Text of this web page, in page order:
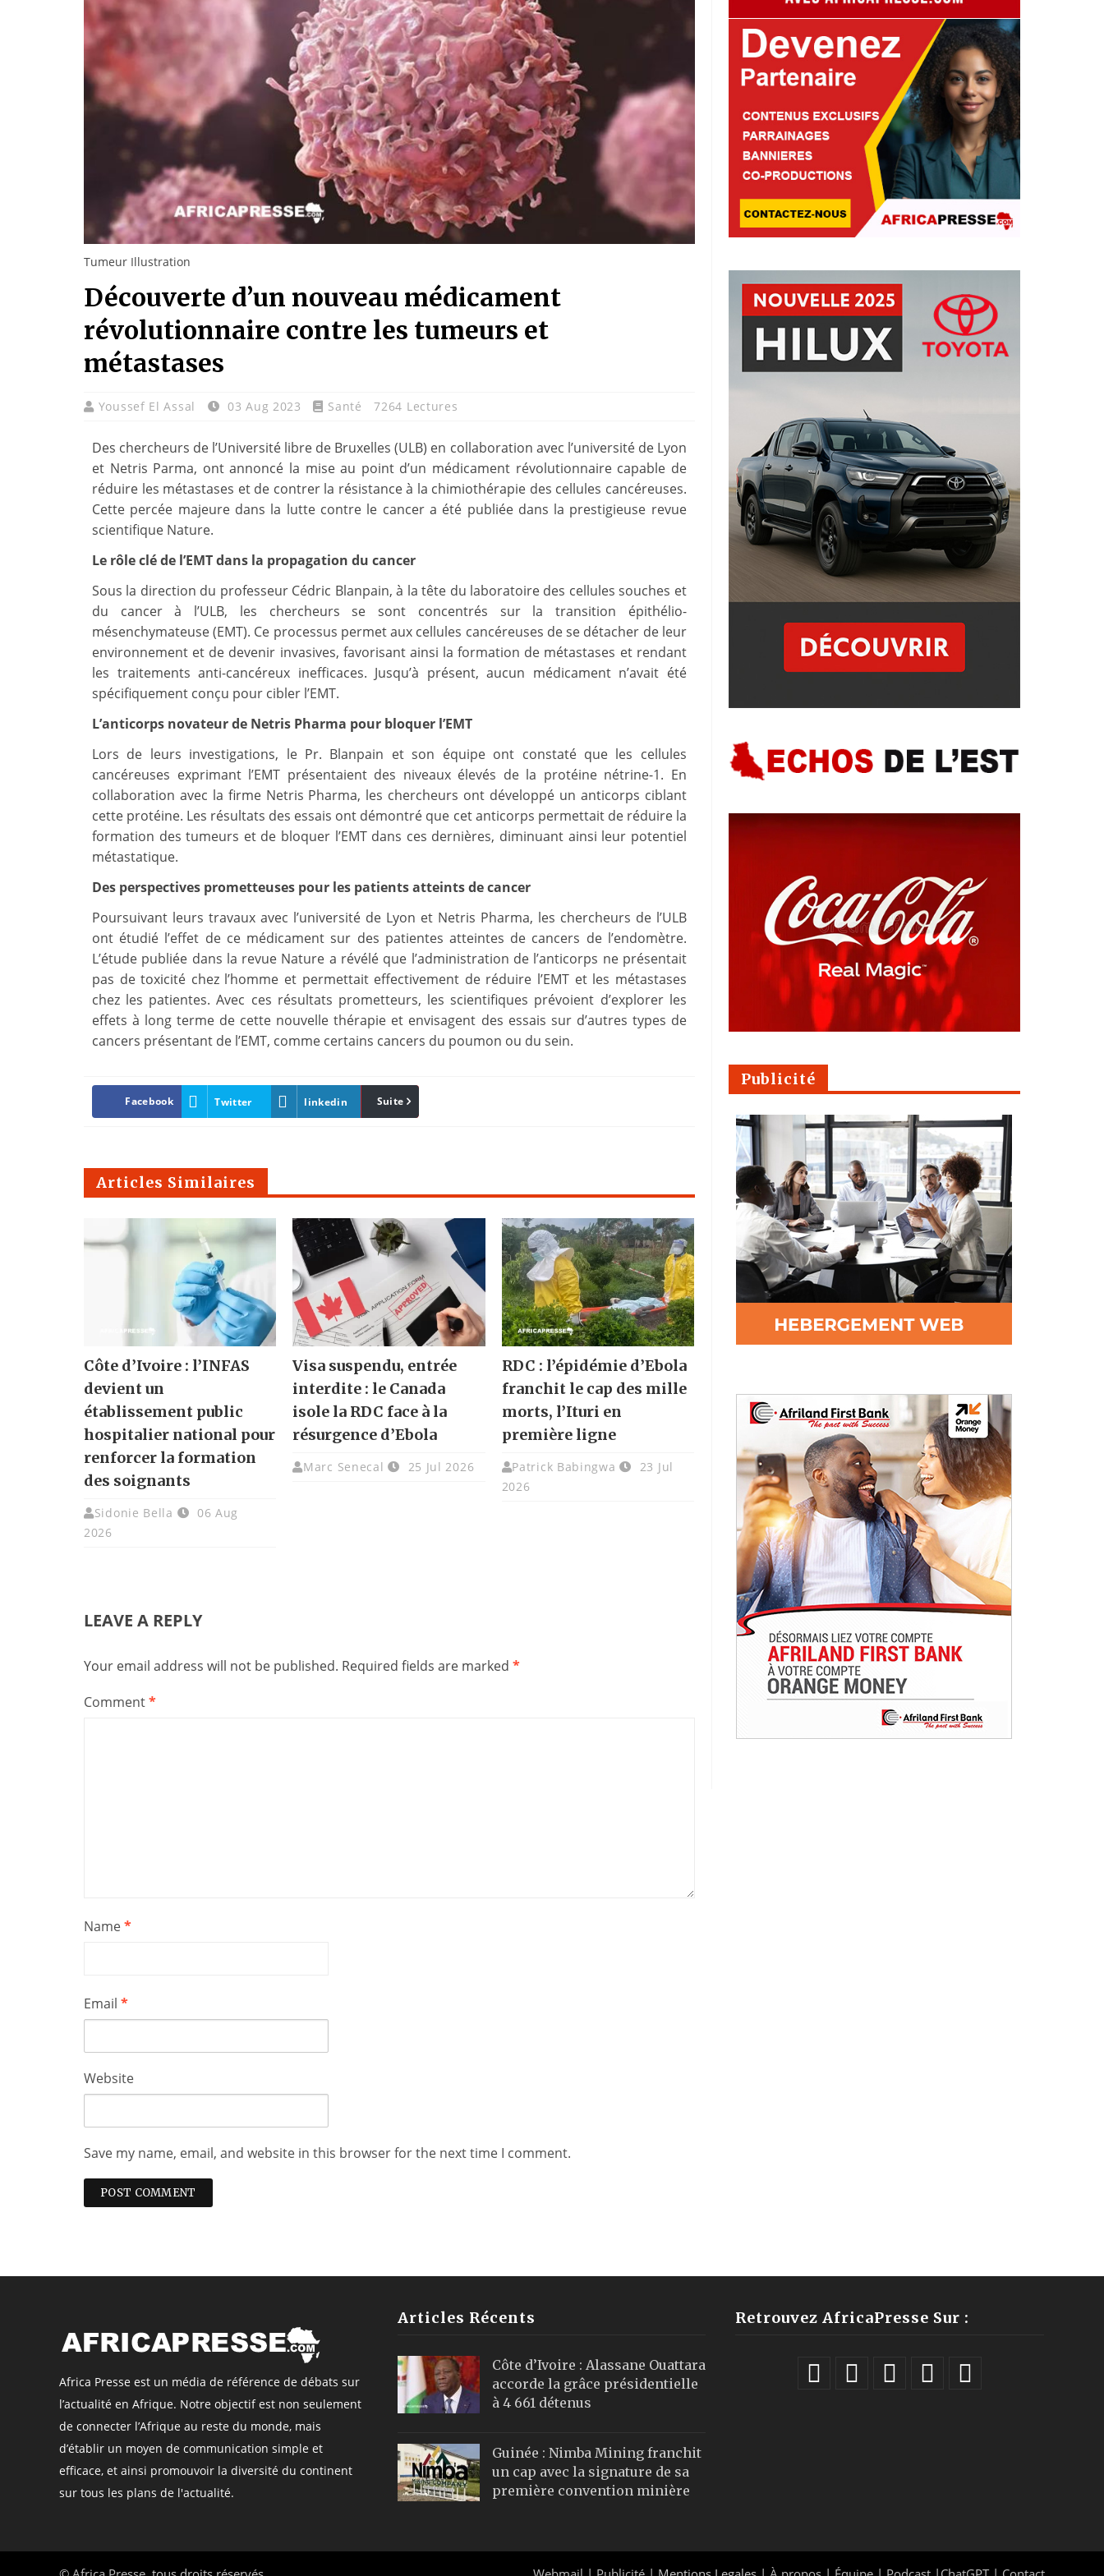
Tumeur Illustration
Découverte d’un nouveau médicament
révolutionnaire contre les tumeurs et
métastases
Youssef El Assal 03 Aug 2023 Santé 7264 Lectures
Des chercheurs de l’Université libre de Bruxelles (ULB) en collaboration avec l’université de Lyon
et Netris Parma, ont annoncé la mise au point d’un médicament révolutionnaire capable de
réduire les métastases et de contrer la résistance à la chimiothérapie des cellules cancéreuses.
Cette percée majeure dans la lutte contre le cancer a été publiée dans la prestigieuse revue
scientifique Nature.
Le rôle clé de l’EMT dans la propagation du cancer
Sous la direction du professeur Cédric Blanpain, à la tête du laboratoire des cellules souches et
du cancer à l’ULB, les chercheurs se sont concentrés sur la transition épithélio-
mésenchymateuse (EMT). Ce processus permet aux cellules cancéreuses de se détacher de leur
environnement et de devenir invasives, favorisant ainsi la formation de métastases et rendant
les traitements anti-cancéreux inefficaces. Jusqu’à présent, aucun médicament n’avait été
spécifiquement conçu pour cibler l’EMT.
L’anticorps novateur de Netris Pharma pour bloquer l’EMT
Lors de leurs investigations, le Pr. Blanpain et son équipe ont constaté que les cellules
cancéreuses exprimant l’EMT présentaient des niveaux élevés de la protéine nétrine-1. En
collaboration avec la firme Netris Pharma, les chercheurs ont développé un anticorps ciblant
cette protéine. Les résultats des essais ont démontré que cet anticorps permettait de réduire la
formation des tumeurs et de bloquer l’EMT dans ces dernières, diminuant ainsi leur potentiel
métastatique.
Des perspectives prometteuses pour les patients atteints de cancer
Poursuivant leurs travaux avec l’université de Lyon et Netris Pharma, les chercheurs de l’ULB
ont étudié l’effet de ce médicament sur des patientes atteintes de cancers de l’endomètre.
L’étude publiée dans la revue Nature a révélé que l’administration de l’anticorps ne présentait
pas de toxicité chez l’homme et permettait effectivement de réduire l’EMT et les métastases
chez les patientes. Avec ces résultats prometteurs, les scientifiques prévoient d’explorer les
effets à long terme de cette nouvelle thérapie et envisagent des essais sur d’autres types de
cancers présentant de l’EMT, comme certains cancers du poumon ou du sein.
Facebook Twitter linkedin Pinterest
Suite
Articles Similaires
Côte d’Ivoire : l’INFAS
devient un
établissement public
hospitalier national pour
renforcer la formation
des soignants
Sidonie Bella
06 Aug
2026
Visa suspendu, entrée
interdite : le Canada
isole la RDC face à la
résurgence d’Ebola
Marc Senecal 25 Jul 2026
RDC : l’épidémie d’Ebola
franchit le cap des mille
morts, l’Ituri en
première ligne
Patrick Babingwa
23 Jul
2026
LEAVE A REPLY
Your email address will not be published. Required fields are marked *
Comment*
Name*
Email *
Website
Save my name, email, and website in this browser for the next time I comment.
Publicité
Africa Presse est un média de référence de débats sur
l’actualité en Afrique. Notre objectif est non seulement
de connecter l’Afrique au reste du monde, mais
d’établir un moyen de communication simple et
efficace, et ainsi promouvoir la diversité du continent
sur tous les plans de l'actualité.
Articles Récents
Côte d’Ivoire : Alassane Ouattara
accorde la grâce présidentielle
à 4 661 détenus
Guinée : Nimba Mining franchit
un cap avec la signature de sa
première convention minière
Retrouvez AfricaPresse Sur :